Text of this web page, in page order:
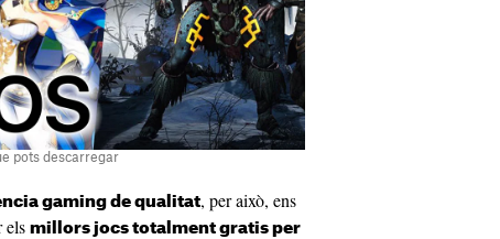
pots descarregar
gaming de qualitat, per això, ens
els millors jocs totalment gratis per